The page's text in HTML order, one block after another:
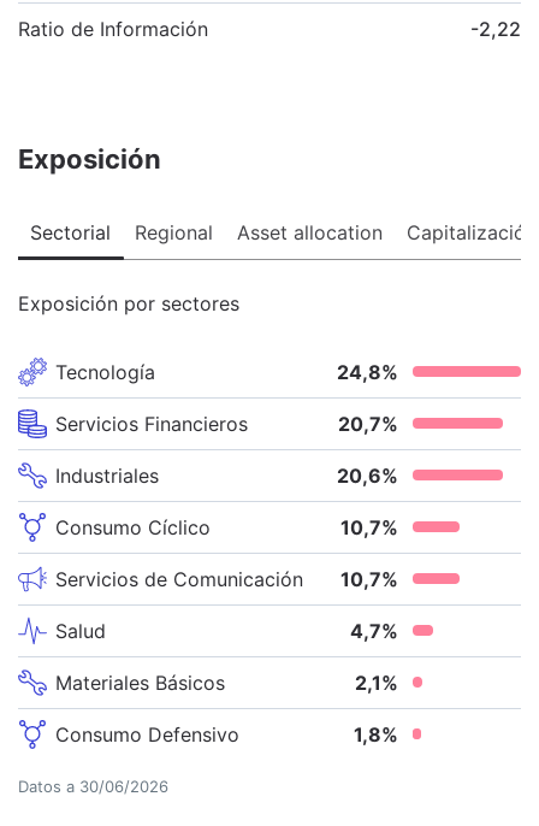
Ratio de Información -2,22
Exposición
Sectorial Regional Asset allocation Capitalización
Exposición por sectores
Tecnología 24,8%
Servicios Financieros 20,7%
Industriales 20,6%
Consumo Cíclico 10,7%
Servicios de Comunicación 10,7%
Salud 4,7%
Materiales Básicos 2,1%
Consumo Defensivo 1,8%
Datos a 30/06/2026